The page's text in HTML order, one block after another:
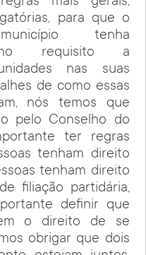
para que o
tenha
requisito a
nas suas
de como essas
nós temos que
pelo Conselho do
ter regras
tenham direito
tenham direito
filiação partidária,
definir que
o direito de se
obrigar que dois